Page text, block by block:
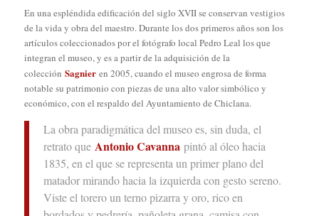
En una espléndida edificación del siglo XVII se conservan vestigios
de la vida y obra del maestro. Durante los dos primeros años son los
artículos coleccionados por el fotógrafo local Pedro Leal los que
integran el museo, y es a partir de la adquisición de la
colección Sagnieren 2005, cuando el museo engrosa de forma
notable su patrimonio con piezas de una alto valor simbólico y
económico, con el respaldo del Ayuntamiento de Chiclana.
La obra paradigmática del museo es, sin duda, el
retrato que Antonio Cavannapintó al óleo hacia
1835, en el que se representa un primer plano del
matador mirando hacia la izquierda con gesto sereno.
Viste el torero un terno pizarra y oro, rico en